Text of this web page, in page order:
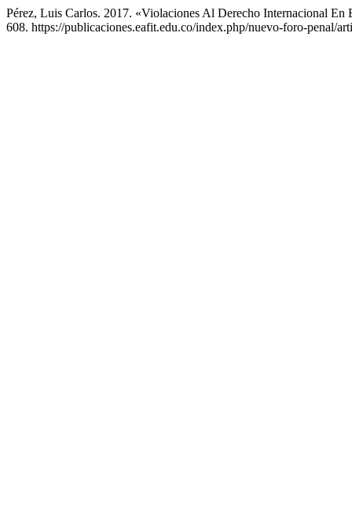
Pérez, Luis Carlos. 2017. «Violaciones Al Derecho Internacional
608. https://publicaciones.eafit.edu.co/index.php/nuevo-foro-penal/